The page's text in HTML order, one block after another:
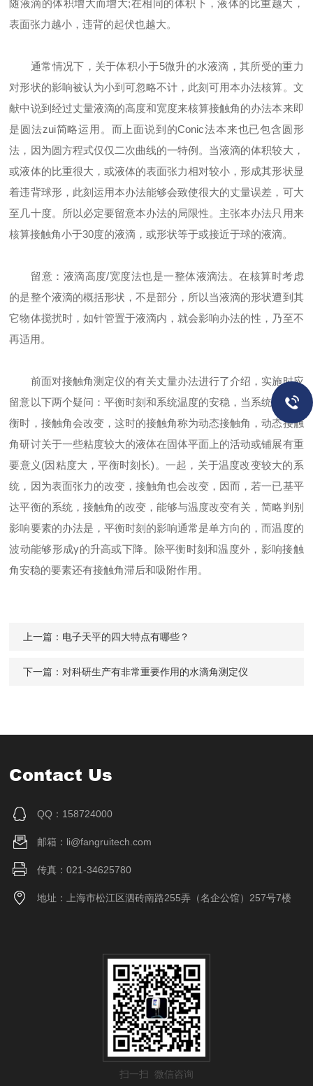
随液滴的体积增大而增大;在相同的体积下，液体的比重越大，
表面张力越小，违背的起伏也越大。
通常情况下，关于体积小于5微升的水液滴，其所受的重力
对形状的影响被认为小到可忽略不计，此刻可用本办法核算。文
献中说到经过丈量液滴的高度和宽度来核算接触角的办法本来即
是圆法zui简略运用。而上面说到的Conic法本来也已包含圆形
法，因为圆方程式仅仅二次曲线的一特例。当液滴的体积较大，
或液体的比重很大，或液体的表面张力相对较小，形成其形状显
着违背球形，此刻运用本办法能够会致使很大的丈量误差，可大
至几十度。所以必定要留意本办法的局限性。主张本办法只用来
核算接触角小于30度的液滴，或形状等于或接近于球的液滴。
留意：液滴高度/宽度法也是一整体液滴法。在核算时考虑
的是整个液滴的概括形状，不是部分，所以当液滴的形状遭到其
它物体搅扰时，如针管置于液滴内，就会影响办法的性，乃至不
再适用。
前面对接触角测定仪的有关丈量办法进行了介绍，实施时应
留意以下两个疑问：平衡时刻和系统温度的安稳，当系统未达平
衡时，接触角会改变，这时的接触角称为动态接触角，动态接触
角研讨关于一些粘度较大的液体在固体平面上的活动或铺展有重
要意义(因粘度大，平衡时刻长)。一起，关于温度改变较大的系
统，因为表面张力的改变，接触角也会改变，因而，若一已基平
达平衡的系统，接触角的改变，能够与温度改变有关，简略判别
影响要素的办法是，平衡时刻的影响通常是单方向的，而温度的
波动能够形成γ的升高或下降。除平衡时刻和温度外，影响接触
角安稳的要素还有接触角滞后和吸附作用。
上一篇： 电子天平的四大特点有哪些？
下一篇： 对科研生产有非常重要作用的水滴角测定仪
Contact Us
QQ：158724000
邮箱：li@fangruitech.com
传真：021-34625780
地址：上海市松江区泗砖南路255弄（名企公馆）257号7楼
扫一扫 微信咨询